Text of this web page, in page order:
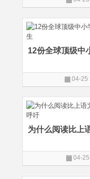
04-25
04-25